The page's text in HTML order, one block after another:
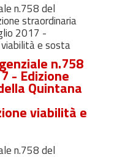
n.758 del
straordinaria
2017 -
e sosta
n.758
- Edizione
Quintana
viabilità e
n.758 del